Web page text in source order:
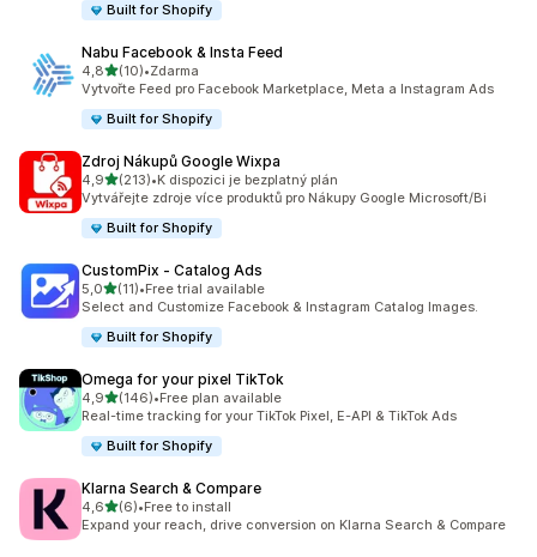
Built for Shopify
Nabu Facebook & Insta Feed
4,8z 5 hvězd
(10)
Celkový počet recenzí: 10
•Zdarma
Vytvořte Feed pro Facebook Marketplace, Meta a Instagram Ads
Built for Shopify
Zdroj Nákupů Google Wixpa
4,9z 5 hvězd
(213)
Celkový počet recenzí: 213
•K dispozici je bezplatný plán
Vytvářejte zdroje více produktů pro Nákupy Google Microsoft/Bi
Built for Shopify
CustomPix ‑ Catalog Ads
5,0z 5 hvězd
(11)
Celkový počet recenzí: 11
•Free trial available
Select and Customize Facebook & Instagram Catalog Images.
Built for Shopify
Omega for your pixel TikTok
4,9z 5 hvězd
(146)
Celkový počet recenzí: 146
•Free plan available
Real-time tracking for your TikTok Pixel, E-API & TikTok Ads
Built for Shopify
Klarna Search & Compare
4,6z 5 hvězd
(6)
Celkový počet recenzí: 6
•Free to install
Expand your reach, drive conversion on Klarna Search & Compare